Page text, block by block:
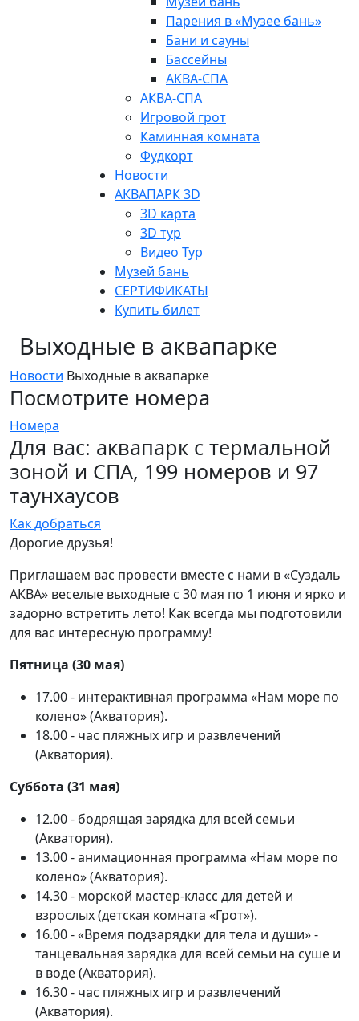
Парения в «Музее бань»
Бани и сауны
Бассейны
АКВА-СПА
АКВА-СПА
Игровой грот
Каминная комната
Фудкорт
Новости
АКВАПАРК 3D
3D карта
3D тур
Видео Тур
Музей бань
СЕРТИФИКАТЫ
Купить билет
Выходные в аквапарке
Новости Выходные в аквапарке
Посмотрите номера
Номера
Для вас: аквапарк с термальной
зоной и СПА, 199 номеров и 97
таунхаусов
Как добраться
Дорогие друзья!
Приглашаем вас провести вместе с нами в «Суздаль
АКВА» веселые выходные с 30 мая по 1 июня и ярко и
задорно встретить лето! Как всегда мы подготовили
для вас интересную программу!
Пятница (30 мая)
17.00 - интерактивная программа «Нам море по
колено» (Акватория).
18.00 - час пляжных игр и развлечений
(Акватория).
Суббота (31 мая)
12.00 - бодрящая зарядка для всей семьи
(Акватория).
13.00 - анимационная программа «Нам море по
колено» (Акватория).
14.30 - морской мастер-класс для детей и
взрослых (детская комната «Грот»).
16.00 - «Время подзарядки для тела и души» -
танцевальная зарядка для всей семьи на суше и
в воде (Акватория).
16.30 - час пляжных игр и развлечений
(Акватория).